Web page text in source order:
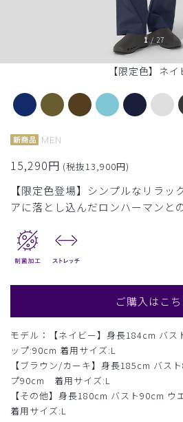
【限定色】ネイ
1/ 27
MEN
15,290円 (税抜13,900円)
【限定色登場】シンプルなリラッ
アに落とし込んだロンハーマンと
ご購入はこち
モデル：【ネイビー】身長184cm バ
ップ:90cm 着用サイズ:L
【ブラウン/カーキ】身長185cm バス
プ90cm 着用サイズ:L
【その他】身長180cm バスト90cm
着用サイズ:L